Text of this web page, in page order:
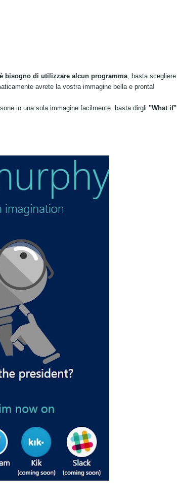
bisogno di utilizzare alcun programma, basta scegliere
avrete la vostra immagine bella e pronta!
in una sola immagine facilmente, basta dirgli "What if"